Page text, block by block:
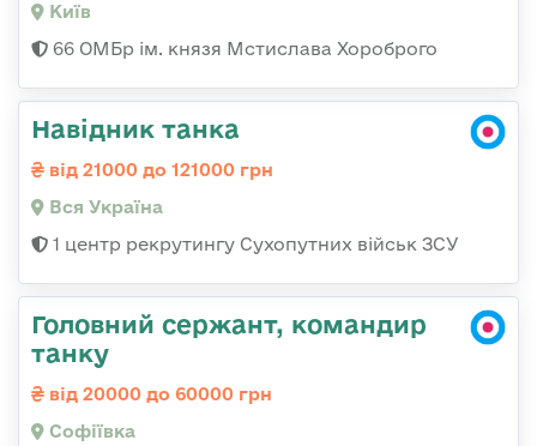
Київ
66 ОМБр ім. князя Мстислава Хороброго
Навідник танка
від 21000 до 121000 грн
Вся Україна
1 центр рекрутингу Сухопутних військ ЗСУ
Головний сержант, командир
танку
від 20000 до 60000 грн
Софіївка